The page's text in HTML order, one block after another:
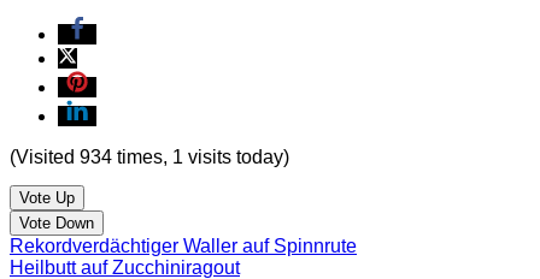
(Visited 934 times, 1 visits today)
Vote Up
Vote Down
Rekordverdächtiger Waller auf Spinnrute
Heilbutt auf Zucchiniragout